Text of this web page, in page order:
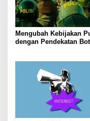
Mengubah Kebijakan
dengan Pendekatan